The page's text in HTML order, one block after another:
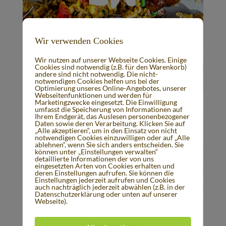
mit ei
und
pilze
Wir verwenden Cookies
Wir nutzen auf unserer Webseite Cookies. Einige
Cookies sind notwendig (z.B. für den Warenkorb)
andere sind nicht notwendig. Die nicht-
notwendigen Cookies helfen uns bei der
Optimierung unseres Online-Angebotes, unserer
Webseitenfunktionen und werden für
Marketingzwecke eingesetzt. Die Einwilligung
umfasst die Speicherung von Informationen auf
Ihrem Endgerät, das Auslesen personenbezogener
Daten sowie deren Verarbeitung. Klicken Sie auf
„Alle akzeptieren“, um in den Einsatz von nicht
notwendigen Cookies einzuwilligen oder auf „Alle
ablehnen“, wenn Sie sich anders entscheiden. Sie
können unter „Einstellungen verwalten“
detaillierte Informationen der von uns
eingesetzten Arten von Cookies erhalten und
deren Einstellungen aufrufen. Sie können die
Einstellungen jederzeit aufrufen und Cookies
auch nachträglich jederzeit abwählen (z.B. in der
Datenschutzerklärung oder unten auf unserer
Webseite).